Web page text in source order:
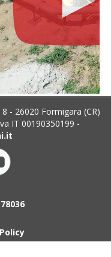
- 26020 Formigara (CR)
IT 00190350199 -